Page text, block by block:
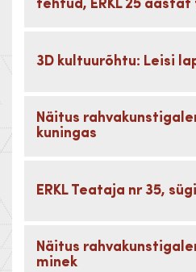
tehtud, ERKL 25
3D kultuurõhtu: Leisi
Näitus
kuningas
ERKL Teataja nr 35,
Näitus
minek